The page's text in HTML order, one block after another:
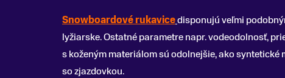
Snowboardové rukavicedisponujú veľmi
lyžiarske. Ostatné parametre napr. vodeodolnosť,
s koženým materiálom sú odolnejšie, ako
so zjazdovkou.